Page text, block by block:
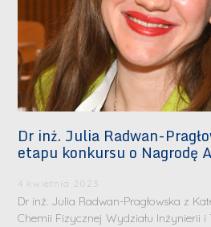
Dr inż. Julia Radwan-
etapu konkursu o Nagrodę
4 kwietnia 2023
Dr inż. Julia Radwan-Pragłowska z
Chemii Fizycznej Wydziału Inżynierii i